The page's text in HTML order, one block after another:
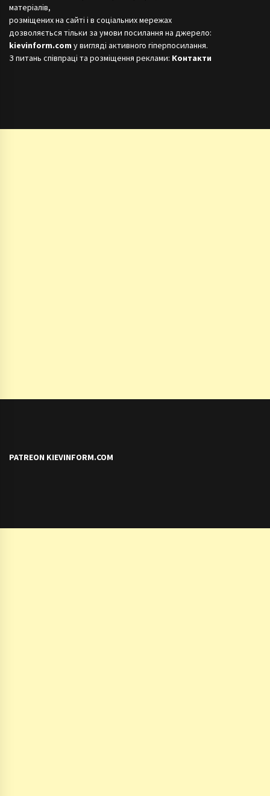
матеріалів,
розміщених на сайті і в соціальних мережах
дозволяється тільки за умови посилання на джерело:
kievinform.com у вигляді активного гіперпосилання.
З питань співпраці та розміщення реклами: Контакти
PATREON KIEVINFORM.COM